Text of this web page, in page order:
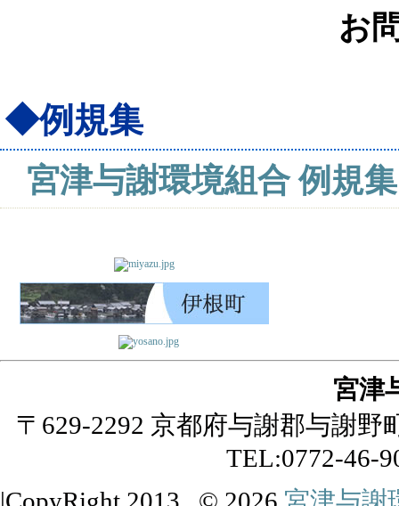
お
◆例規集
宮津与謝環境組合 例規集
宮津
〒629-2292 京都府与謝郡与謝
TEL:0772-46-